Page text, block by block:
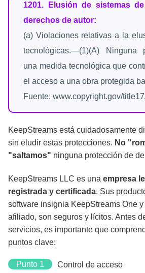
1201. Elusión de sistemas
derechos de autor:
(a) Violaciones relativas a la
tecnológicas.—(1)(A) Ninguna
una medida tecnológica que
el acceso a una obra protegida
Fuente: www.copyright.gov/
KeepStreams está cuidadosamente
sin eludir estas protecciones. No
"saltamos" ninguna protección de
KeepStreams LLC es una empresa
registrada y certificada. Sus
software insignia KeepStreams One
afiliado, son seguros y lícitos. Antes
servicios, es importante que
puntos clave:
Punto 1 Control de acceso